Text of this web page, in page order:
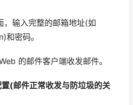
输入完整的邮箱地址(如
密码。
的邮件客户端收发邮件。
(邮件正常收发与防垃圾的关